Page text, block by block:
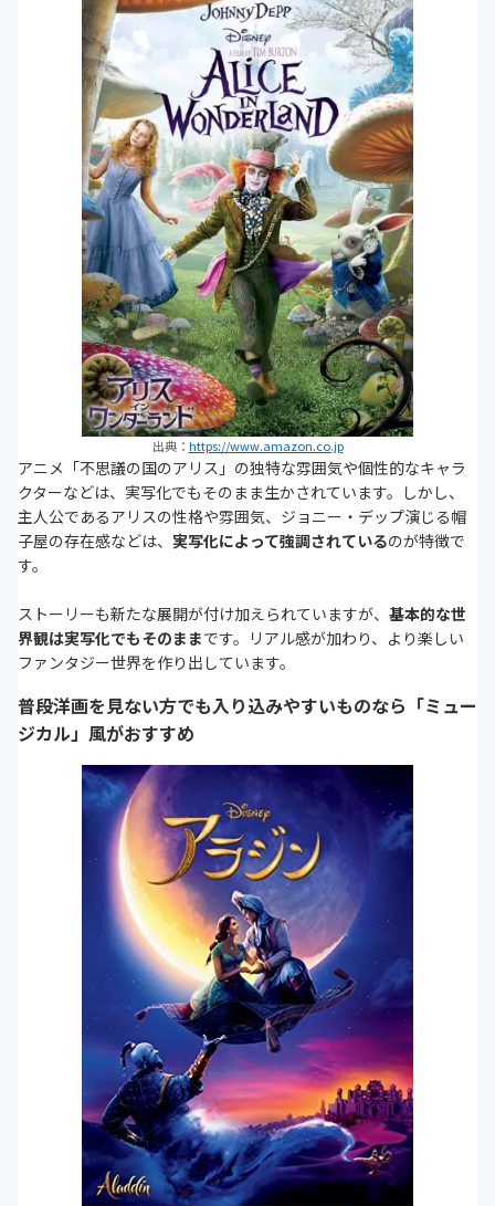
出典： https://www.amazon.co.jp
アニメ「不思議の国のアリス」の独特な雰囲気や個性的なキャラ
クターなどは、実写化でもそのまま生かされています。しかし、
主人公であるアリスの性格や雰囲気、ジョニー・デップ演じる帽
子屋の存在感などは、 実写化によって強調されているのが特徴で
す。
ストーリーも新たな展開が付け加えられていますが、 基本的な世
界観は実写化でもそのままです。リアル感が加わり、より楽しい
ファンタジー世界を作り出しています。
普段洋画を見ない方でも入り込みやすいものなら「ミュー
ジカル」風がおすすめ